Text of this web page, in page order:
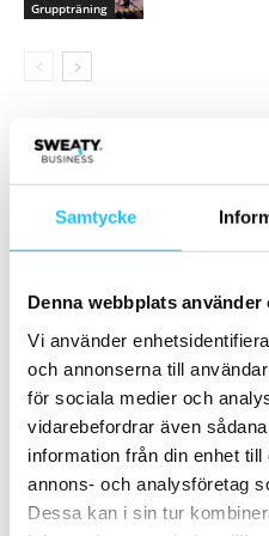
Samtycke
Denna webbplats använder
Vi använder
och annonserna till
för sociala medier och
vidarebefordrar även
information från din enhet
annons- och analysföretag
Dessa kan i sin tur
Gruppträning
Samarbete
-
Mikael
#142
2024-01-17
2025-05-12